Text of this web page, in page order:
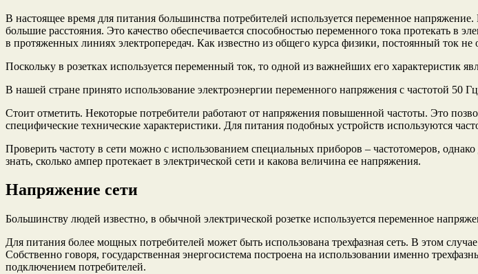
В настоящее время для питания большинства потребителей используется переменное
большие расстояния. Это качество обеспечивается способностью переменного тока протекать
в протяженных линиях электропередач. Как известно из общего курса физики, постоянный ток
Поскольку в розетках используется переменный ток, то одной из важнейших его характеристик
В нашей стране принято использование электроэнергии переменного напряжения с частотой 50
Стоит отметить. Некоторые потребители работают от напряжения повышенной частоты. Это
специфические технические характеристики. Для питания подобных устройств используются
Проверить частоту в сети можно с использованием специальных приборов – частотомеров,
знать, сколько ампер протекает в электрической сети и какова величина ее напряжения.
Напряжение сети
Большинству людей известно, в обычной электрической розетке используется переменное
Для питания более мощных потребителей может быть использована трехфазная сеть. В этом
Собственно говоря, государственная энергосистема построена на использовании именно
подключением потребителей.